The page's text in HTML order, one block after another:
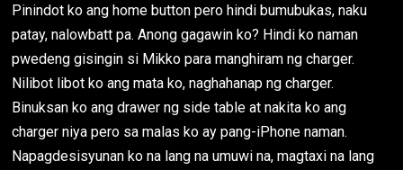
Pinindot ko ang home button pero hindi bumubukas, naku
patay, nalowbatt pa. Anong gagawin ko? Hindi ko naman
pwedeng gisingin si Mikko para manghiram ng charger.
Nilibot libot ko ang mata ko, naghahanap ng charger.
Binuksan ko ang drawer ng side table at nakita ko ang
charger niya pero sa malas ko ay pang-iPhone naman.
Napagdesisyunan ko na lang na umuwi na, magtaxi na lang